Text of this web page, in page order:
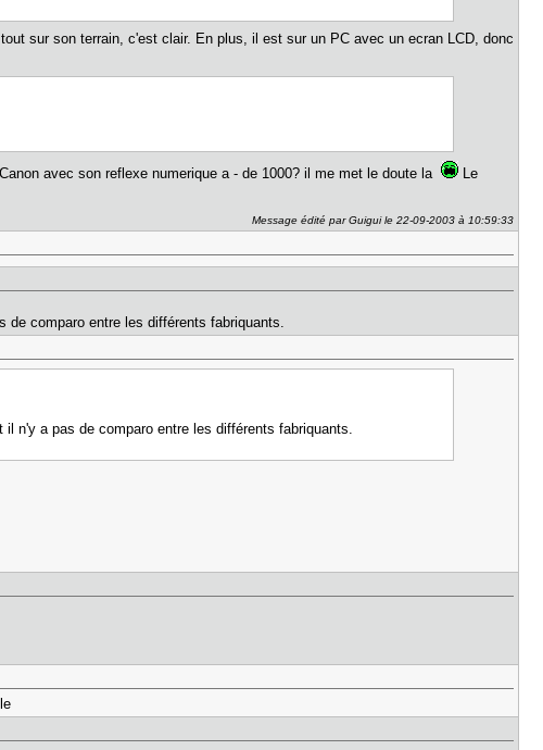
sur son terrain, c'est clair. En plus, il est sur un PC avec un ecran LCD, donc
avec son reflexe numerique a - de 1000? il me met le doute la
Le
Message édité par Guigui le 22-09-2003 à 10:59:33
comparo entre les différents fabriquants.
n'y a pas de comparo entre les différents fabriquants.